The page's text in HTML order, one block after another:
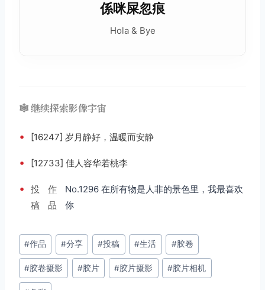
係咪屎忽痕
Hola & Bye
🕸️ 继续探索影像宇宙
• [16247] 岁月静好，温暖而安静
• [12733] 佳人容华若桃李
•
投
稿
作
品
No.1296 在所有物是人非的景色里，我最喜欢
你
文
章
标
签：
#作品 #分享 #投稿 #生活 #胶卷
#胶卷摄影 #胶片 #胶片摄影 #胶片相机